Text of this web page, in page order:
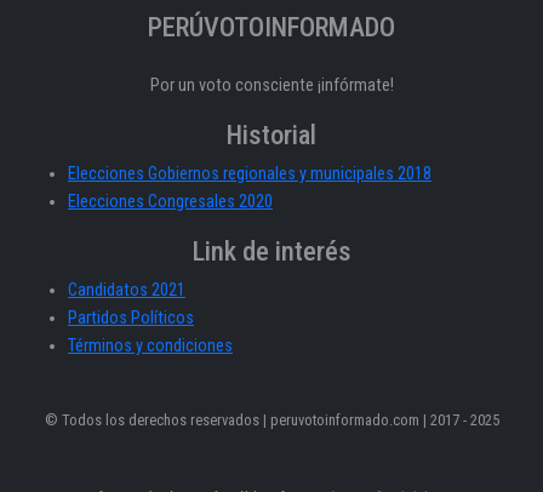
PERÚVOTOINFORMADO
Por un voto consciente ¡infórmate!
Historial
Elecciones Gobiernos regionales y municipales 2018
Elecciones Congresales 2020
Link de interés
Candidatos 2021
Partidos Políticos
Términos y condiciones
© Todos los derechos reservados | peruvotoinformado.com | 2017 - 2025